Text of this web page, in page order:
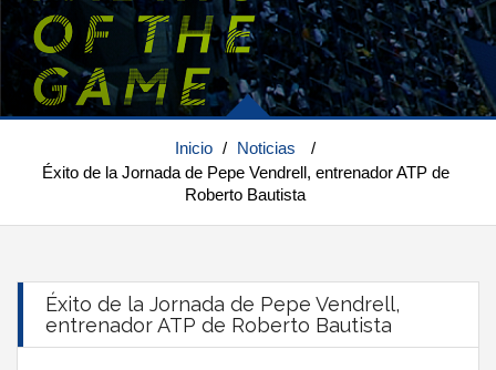
Inicio / Noticias
/
Éxito de la Jornada de Pepe Vendrell, entrenador ATP de
Roberto Bautista
Éxito de la Jornada de Pepe Vendrell,
entrenador ATP de Roberto Bautista